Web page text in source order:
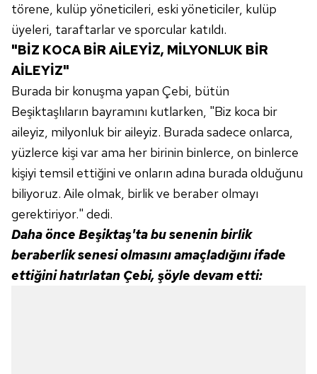
törene, kulüp yöneticileri, eski yöneticiler, kulüp
üyeleri, taraftarlar ve sporcular katıldı.
"BİZ KOCA BİR AİLEYİZ, MİLYONLUK BİR
AİLEYİZ"
Burada bir konuşma yapan Çebi, bütün
Beşiktaşlıların bayramını kutlarken, "Biz koca bir
aileyiz, milyonluk bir aileyiz. Burada sadece onlarca,
yüzlerce kişi var ama her birinin binlerce, on binlerce
kişiyi temsil ettiğini ve onların adına burada olduğunu
biliyoruz. Aile olmak, birlik ve beraber olmayı
gerektiriyor." dedi.
Daha önce Beşiktaş'ta bu senenin birlik
beraberlik senesi olmasını amaçladığını ifade
ettiğini hatırlatan Çebi, şöyle devam etti: